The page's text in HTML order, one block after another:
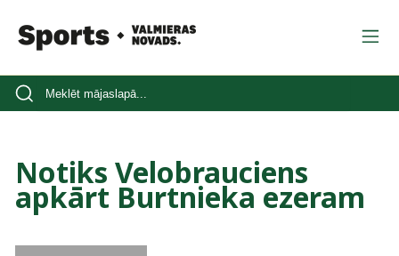
Notiks Velobrauciens
apkārt Burtnieka ezeram